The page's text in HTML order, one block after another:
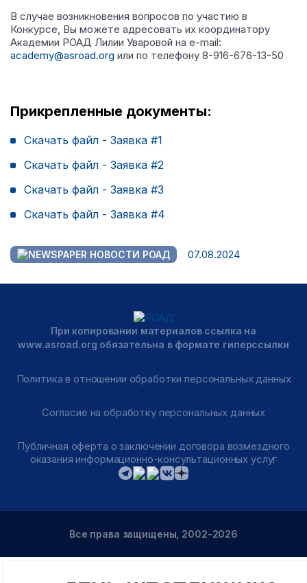
В случае возникновения вопросов по участию в
Конкурсе, Вы можете адресовать их координатору
Академии РОАД Лилии Уваровой на e-mail:
academy@asroad.org или по телефону 8-916-676-13-50
Прикрепленные документы:
Скачать файл - Заявка #1
Скачать файл - Заявка #2
Скачать файл - Заявка #3
Скачать файл - Заявка #4
НОВОСТИ РОАД 07.08.2024
При копировании материалов ссылка на
www.asroad.org обязательна в формате гиперссылки
Политика в отношении обработки персональных данных
Согласие на обработку персональных данных
Публичная оферта о заключении договора возмездного
оказания информационно-консультационных услуг
Все права защищены, 2002-2026